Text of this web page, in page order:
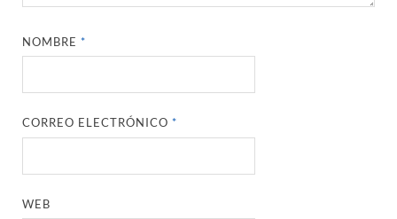
NOMBRE*
CORREO ELECTRÓNICO*
WEB